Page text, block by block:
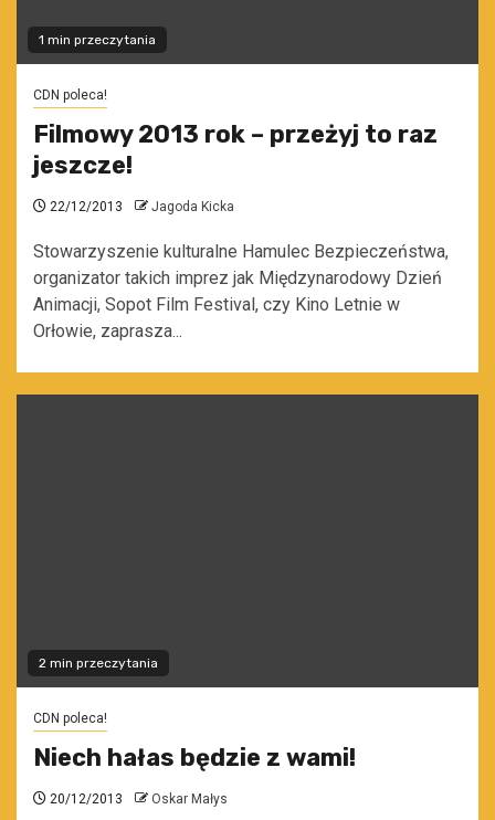
1 min przeczytania
CDN poleca!
Filmowy 2013 rok – przeżyj to raz
jeszcze!
22/12/2013 Jagoda Kicka
Stowarzyszenie kulturalne Hamulec Bezpieczeństwa,
organizator takich imprez jak Międzynarodowy Dzień
Animacji, Sopot Film Festival, czy Kino Letnie w
Orłowie, zaprasza...
2 min przeczytania
CDN poleca!
Niech hałas będzie z wami!
20/12/2013 Oskar Małys